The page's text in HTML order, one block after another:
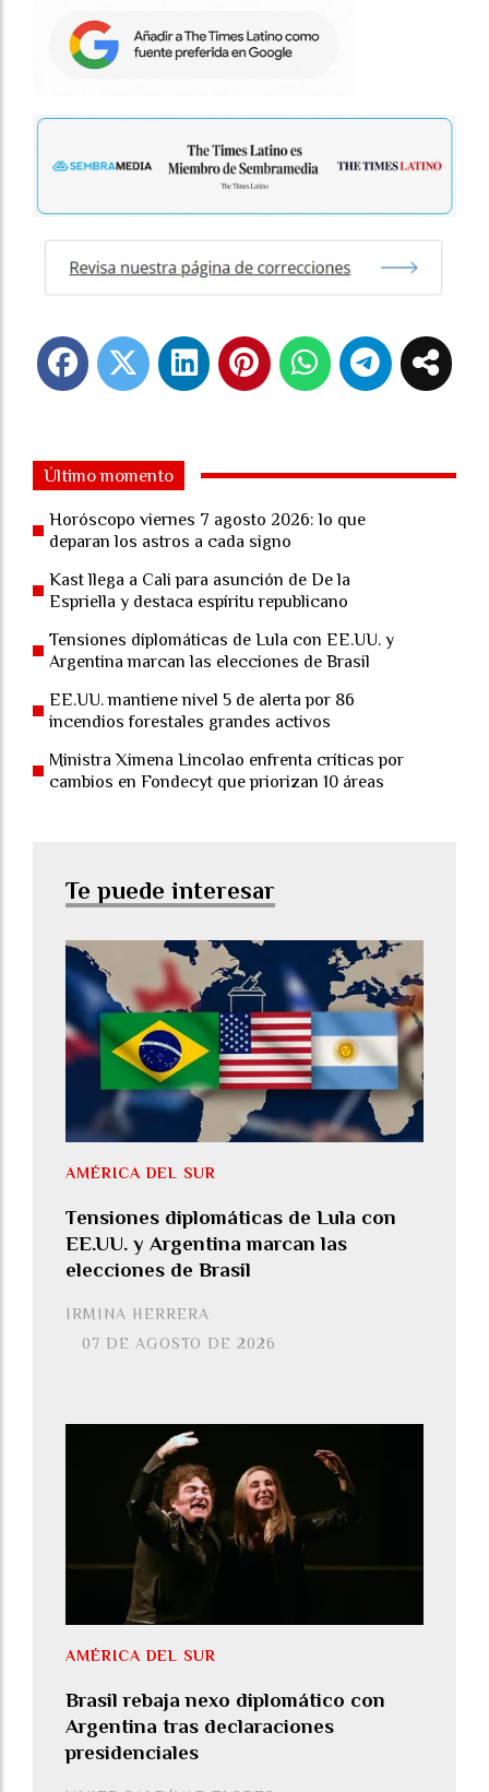
Último momento
Horóscopo viernes 7 agosto 2026: lo que
deparan los astros a cada signo
Kast llega a Cali para asunción de De la
Espriella y destaca espíritu republicano
Tensiones diplomáticas de Lula con EE.UU. y
Argentina marcan las elecciones de Brasil
EE.UU. mantiene nivel 5 de alerta por 86
incendios forestales grandes activos
Ministra Ximena Lincolao enfrenta críticas por
cambios en Fondecyt que priorizan 10 áreas
Te puede interesar
Tensiones diplomáticas de Lula con
EE.UU. y Argentina marcan las
elecciones de Brasil
IRMINA HERRERA
AMÉRICA DEL SUR
07 DE AGOSTO DE 2026
Brasil rebaja nexo diplomático con
Argentina tras declaraciones
presidenciales
AMÉRICA DEL SUR